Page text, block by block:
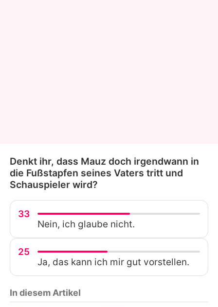
Denkt ihr, dass Mauz doch irgendwann in
die Fußstapfen seines Vaters tritt und
Schauspieler wird?
33
Nein, ich glaube nicht.
25
Ja, das kann ich mir gut vorstellen.
In diesem Artikel